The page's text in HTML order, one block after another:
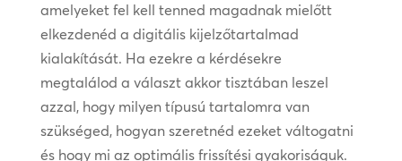
amelyeket fel kell tenned magadnak mielőtt
elkezdenéd a digitális kijelzőtartalmad
kialakítását. Ha ezekre a kérdésekre
megtalálod a választ akkor tisztában leszel
azzal, hogy milyen típusú tartalomra van
szükséged, hogyan szeretnéd ezeket váltogatni
és hogy mi az optimális frissítési gyakoriságuk.